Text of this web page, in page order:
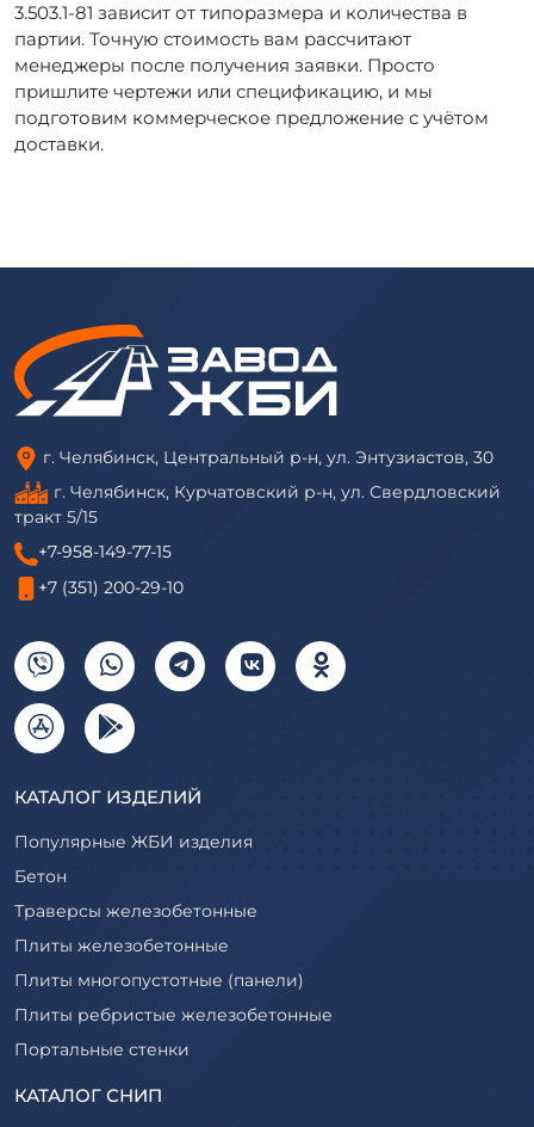
3.503.1-81 зависит от типоразмера и количества в
партии. Точную стоимость вам рассчитают
менеджеры после получения заявки. Просто
пришлите чертежи или спецификацию, и мы
подготовим коммерческое предложение с учётом
доставки.
г. Челябинск, Центральный р-н, ул. Энтузиастов, 30
г. Челябинск, Курчатовский р-н, ул. Свердловский
тракт 5/15
+7-958-149-77-15
+7 (351) 200-29-10
КАТАЛОГ ИЗДЕЛИЙ
Популярные ЖБИ изделия
Бетон
Траверсы железобетонные
Плиты железобетонные
Плиты многопустотные (панели)
Плиты ребристые железобетонные
Портальные стенки
Прогоны железобетонные
КАТАЛОГ СНИП